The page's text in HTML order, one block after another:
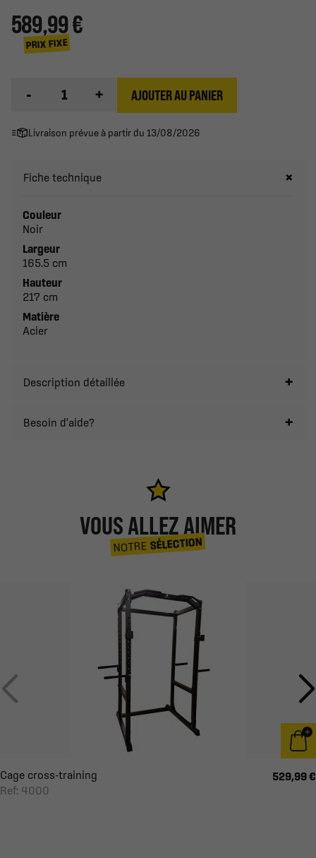
589,99 €
PRIX FIXE
- + AJOUTER AU PANIER
Livraison prévue à partir du 13/08/2026
Fiche technique
Couleur
Noir
Largeur
165.5 cm
Hauteur
217 cm
Matière
Acier
Description détaillée
Besoin d'aide?
VOUS ALLEZ AIMER
NOTRESÉLECTION
Cage cross-training
Ref: 4000
529,99 €